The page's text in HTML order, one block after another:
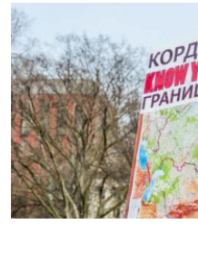
ВСЕ ЗА ДЕНЬ
СПЕЦПРОЕКТИ
ДЕПОРТАЦІЯ
ВІДЕОУРОКИ «ELIFBE»
СВІДЧЕННЯ ОКУПАЦІЇ
УКРАЇНСЬКА ПРОБЛЕМА КРИМУ
ІНФОГРАФІКА
ЯК ОБІЙТИ БЛОКУВАННЯ
Русский
Qırımtatar
ДОЛУЧАЙСЯ!